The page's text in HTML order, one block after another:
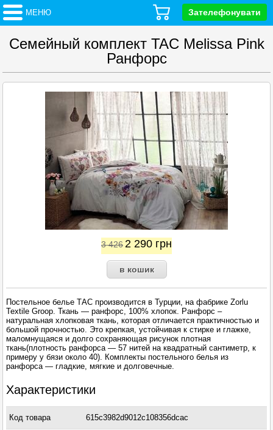
МЕНЮ Зателефонувати
Семейный комплект TAC Melissa Pink
Ранфорс
3 4262 290 грн
Постельное белье ТАС производится в Турции, на фабрике Zorlu
Textile Groop. Ткань — ранфорс, 100% хлопок. Ранфорс –
натуральная хлопковая ткань, которая отличается практичностью и
большой прочностью. Это крепкая, устойчивая к стирке и глажке,
маломнущаяся и долго сохраняющая рисунок плотная
ткань(плотность ранфорса — 57 нитей на квадратный сантиметр, к
примеру у бязи около 40). Комплекты постельного белья из
ранфорса — гладкие, мягкие и долговечные.
Характеристики
Код товара 615c3982d9012c108356dcac